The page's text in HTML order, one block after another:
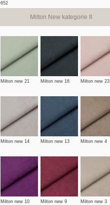
652
Milton New kategorie II
Milton new 21 Milton new 16 Milton new 23
Milton new 14 Milton new 13 Milton new 4
Milton new 10 Milton new 9 Milton new 3